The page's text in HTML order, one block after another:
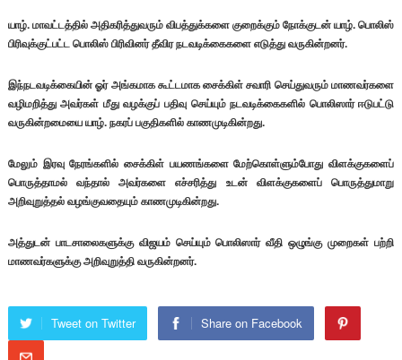
யாழ். மாவட்டத்தில் அதிகரித்துவரும் விபத்துக்களை குறைக்கும் நோக்குடன் யாழ். பொலிஸ்
பிரிவுக்குட்பட்ட பொலிஸ் பிரிவினர் தீவிர நடவடிக்கைகளை எடுத்து வருகின்றனர்.
இந்நடவடிக்கையின் ஓர் அங்கமாக கூட்டமாக சைக்கிள் சவாரி செய்துவரும் மாணவர்களை
வழிமறித்து அவர்கள் மீது வழக்குப் பதிவு செய்யும் நடவடிக்கைகளில் பொலிஸார் ஈடுபட்டு
வருகின்றமையை யாழ். நகரப் பகுதிகளில் காணமுடிகின்றது.
மேலும் இரவு நேரங்களில் சைக்கிள் பயணங்களை மேற்கொள்ளும்போது விளக்குகளைப்
பொருத்தாமல் வந்தால் அவர்களை எச்சரித்து உடன் விளக்குகளைப் பொருத்துமாறு
அறிவுறுத்தல் வழங்குவதையும் காணமுடிகின்றது.
அத்துடன் பாடசாலைகளுக்கு விஜயம் செய்யும் பொலிஸார் வீதி ஒழுங்கு முறைகள் பற்றி
மாணவர்களுக்கு அறிவுறுத்தி வருகின்றனர்.
Tweet on Twitter Share on Facebook